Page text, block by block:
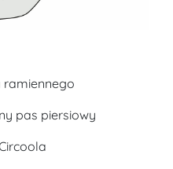
ramiennego
pas piersiowy